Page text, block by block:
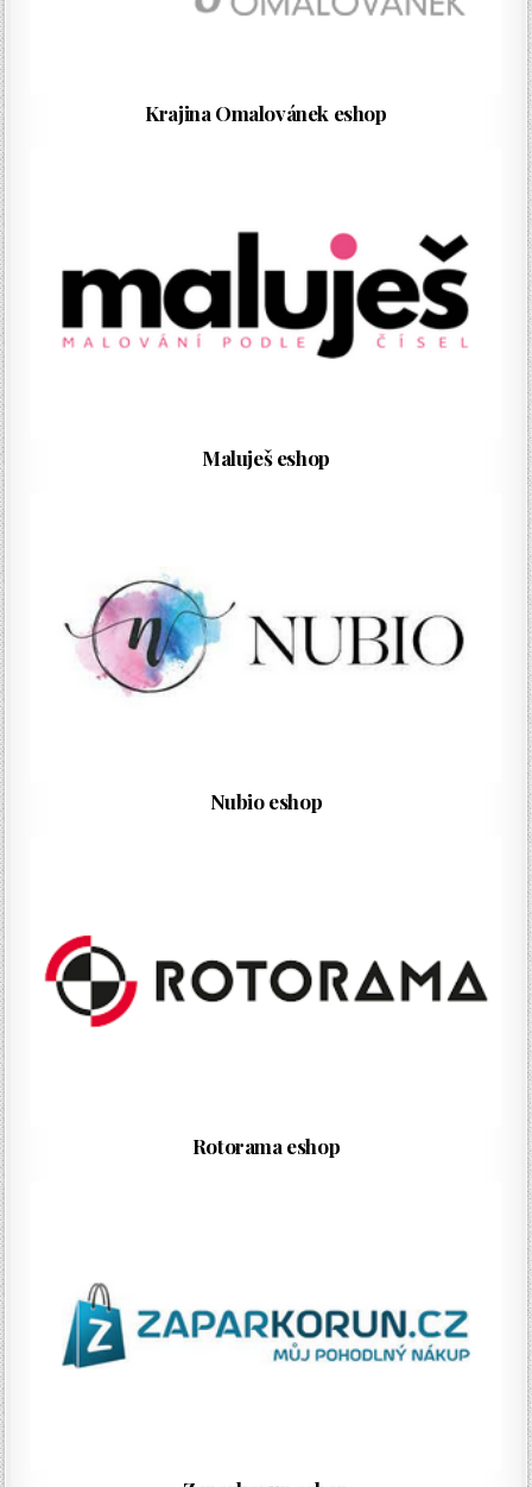
Krajina Omalovánek eshop
Maluješ eshop
Nubio eshop
Rotorama eshop